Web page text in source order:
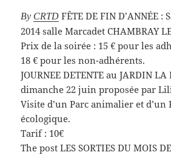
By CRTD FÊTE DE FIN D’ANNÉE :
2014 salle Marcadet CHAMBRAY
Prix de la soirée : 15 € pour les
18 € pour les non-adhérents.
JOURNEE DETENTE au JARDIN
dimanche 22 juin proposée par
Visite d’un Parc animalier et d’un
écologique.
Tarif : 10€
The post LES SORTIES DU MOIS